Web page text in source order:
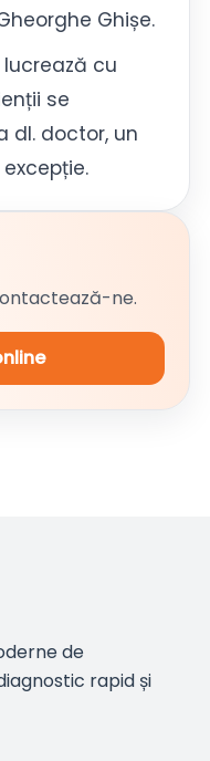
Ghișe.
lucrează cu
se
dl. doctor, un
ne.
de
rapid și